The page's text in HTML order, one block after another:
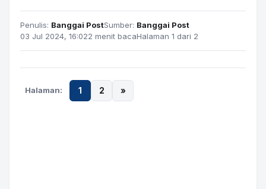
Penulis: Banggai PostSumber: Banggai Post
03 Jul 2024, 16:022 menit bacaHalaman 1 dari 2
Halaman: 1 2 »